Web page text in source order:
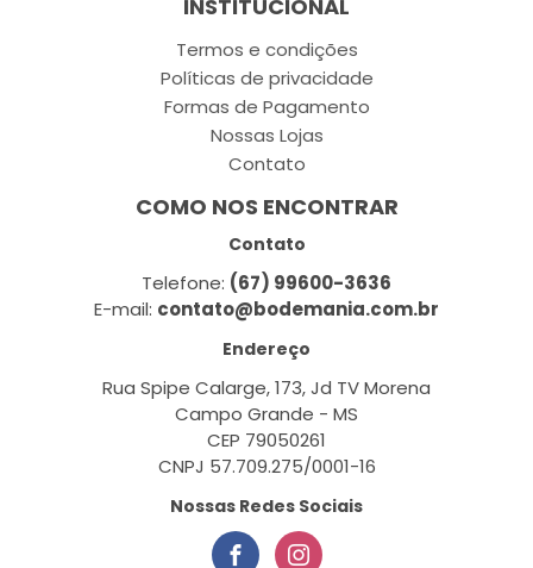
INSTITUCIONAL
Termos e condições
Políticas de privacidade
Formas de Pagamento
Nossas Lojas
Contato
COMO NOS ENCONTRAR
Contato
Telefone: (67) 99600-3636
E-mail: contato@bodemania.com.br
Endereço
Rua Spipe Calarge, 173, Jd TV Morena
Campo Grande - MS
CEP 79050261
CNPJ 57.709.275/0001-16
Nossas Redes Sociais